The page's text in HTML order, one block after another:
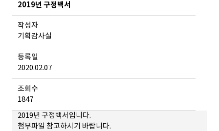
2019년 구정백서
작성자
기획감사실
등록일
2020.02.07
조회수
1847
2019년 구정백서입니다.
첨부파일 참고하시기 바랍니다.